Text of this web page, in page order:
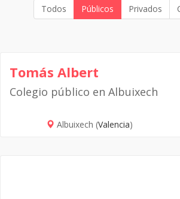
Todos Públicos Privados
Tomás Albert
Colegio público en Albuixech
Albuixech (Valencia)